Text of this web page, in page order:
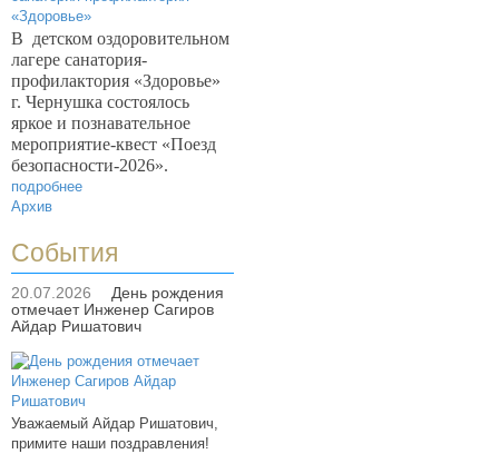
В детском оздоровительном
лагере санатория-
профилактория «Здоровье»
г. Чернушка состоялось
яркое и познавательное
мероприятие-квест «Поезд
безопасности-2026».
подробнее
Архив
События
20.07.2026
День рождения
отмечает Инженер Сагиров
Айдар Ришатович
Уважаемый Айдар Ришатович,
примите наши поздравления!